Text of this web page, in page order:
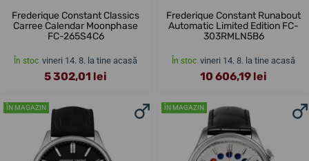
Frederique Constant Classics
Carree Calendar Moonphase
FC-265S4C6
În stoc vineri 14. 8. la tine acasă
5 302,01 lei
Frederique Constant Runabout
Automatic Limited Edition FC-
303RMLN5B6
În stoc vineri 14. 8. la tine acasă
10 606,19 lei
ÎN MAGAZIN ÎN MAGAZIN